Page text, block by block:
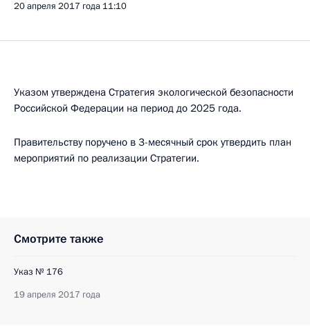
20 апреля 2017 года 11:10
Указом утверждена Стратегия экологической безопасности
Российской Федерации на период до 2025 года.
Правительству поручено в 3-месячный срок утвердить план
мероприятий по реализации Стратегии.
Смотрите также
Указ № 176
19 апреля 2017 года